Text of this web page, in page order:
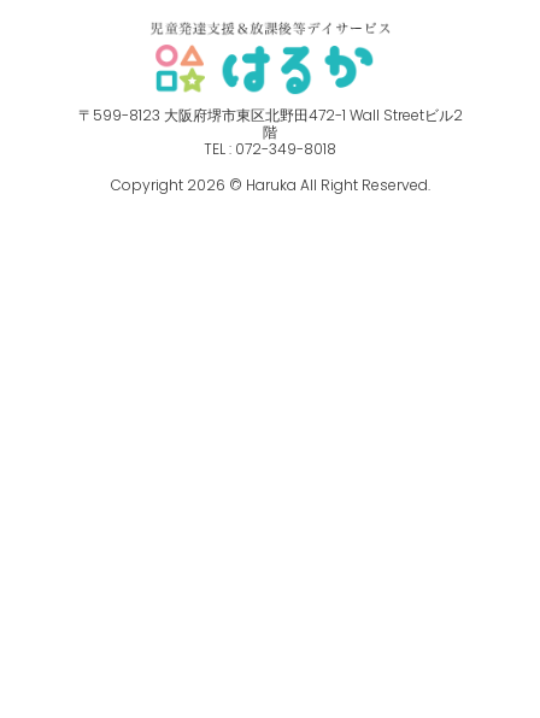
〒599-8123 ⼤阪府堺市東区北野⽥472-1 Wall Streetビル2
階
TEL : 072-349-8018
Copyright 2026 © Haruka All Right Reserved.